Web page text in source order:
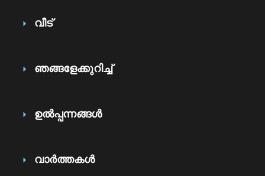
വീട്
ഞങ്ങളേക്കുറിച്ച്
ഉൽപ്പന്നങ്ങൾ
വാർത്തകൾ